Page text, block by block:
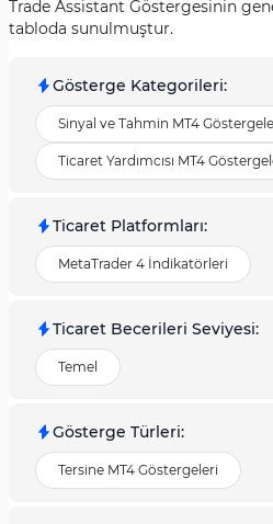
Trade Assistant Göstergesinin
tabloda sunulmuştur.
Gösterge Kategorileri:
Sinyal ve Tahmin MT4
Ticaret Yardımcısı MT4
Ticaret Platformları:
MetaTrader 4 İndikatörleri
Ticaret Becerileri Seviyesi:
Temel
Gösterge Türleri:
Tersine MT4 Göstergeleri